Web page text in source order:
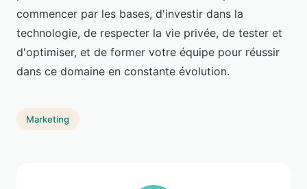
commencer par les bases, d'investir dans la
technologie, de respecter la vie privée, de tester et
d'optimiser, et de former votre équipe pour réussir
dans ce domaine en constante évolution.
Marketing